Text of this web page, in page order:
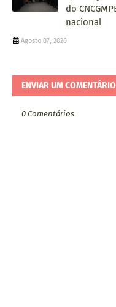
do
nacional
Agosto 07, 2026
ENVIAR UM COMENTÁRIO
0 Comentários